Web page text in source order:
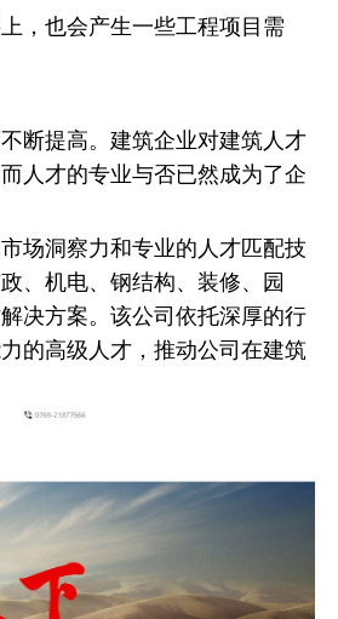
，也会产生一些工程项目需
断提高。建筑企业对建筑人才
人才的专业与否已然成为了企
场洞察力和专业的人才匹配技
、机电、钢结构、装修、园
决方案。该公司依托深厚的行
的高级人才，推动公司在建筑